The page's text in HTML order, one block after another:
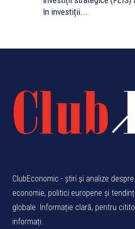
în investiții...
ClubEconomic - știri și analize despre
economie, politici europene și
globale. Informație clară, pentru
informați.